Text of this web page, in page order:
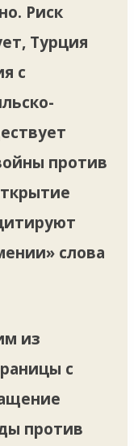
Риск
Турция
с
против
слова
из
с
против